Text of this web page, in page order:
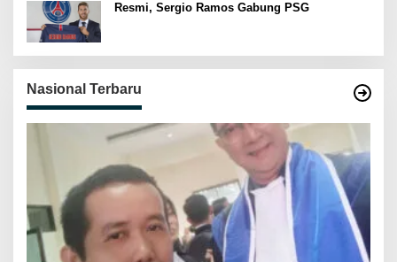
Resmi, Sergio Ramos Gabung PSG
Nasional Terbaru